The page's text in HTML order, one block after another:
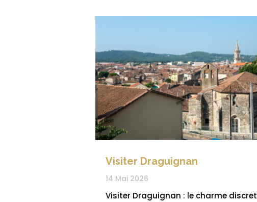
Visiter Draguignan
14 Mai 2026
Visiter Draguignan : le charme discret